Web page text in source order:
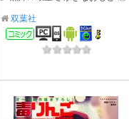
双葉社
コミック